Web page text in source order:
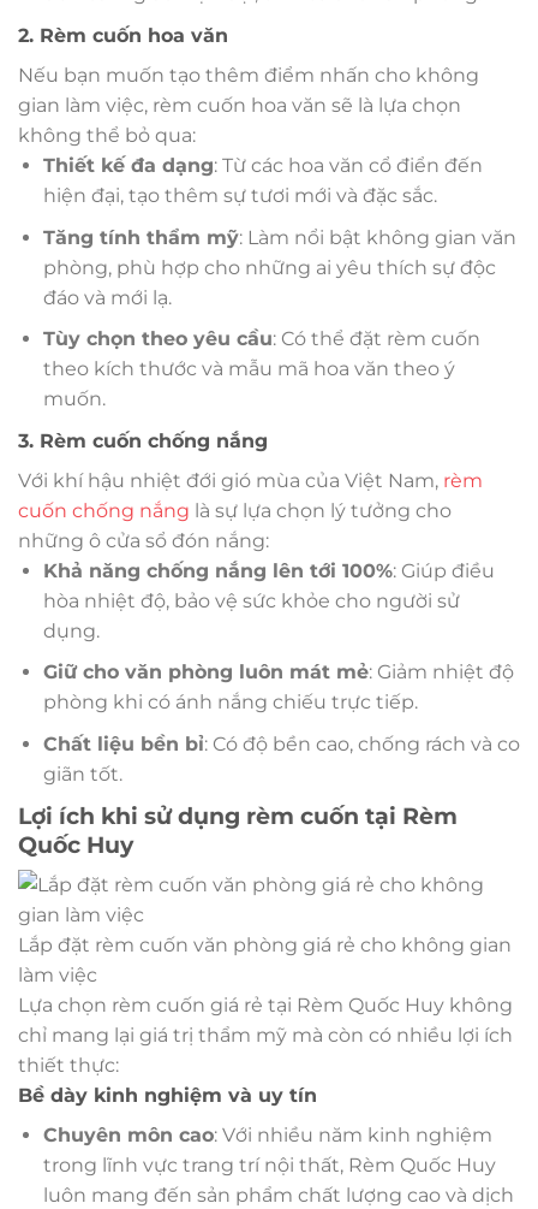
2. Rèm cuốn hoa văn
Nếu bạn muốn tạo thêm điểm nhấn cho không
gian làm việc, rèm cuốn hoa văn sẽ là lựa chọn
không thể bỏ qua:
Thiết kế đa dạng: Từ các hoa văn cổ điển đến
hiện đại, tạo thêm sự tươi mới và đặc sắc.
Tăng tính thẩm mỹ: Làm nổi bật không gian văn
phòng, phù hợp cho những ai yêu thích sự độc
đáo và mới lạ.
Tùy chọn theo yêu cầu: Có thể đặt rèm cuốn
theo kích thước và mẫu mã hoa văn theo ý
muốn.
3. Rèm cuốn chống nắng
Với khí hậu nhiệt đới gió mùa của Việt Nam, rèm
cuốn chống nắng là sự lựa chọn lý tưởng cho
những ô cửa sổ đón nắng:
Khả năng chống nắng lên tới 100%: Giúp điều
hòa nhiệt độ, bảo vệ sức khỏe cho người sử
dụng.
Giữ cho văn phòng luôn mát mẻ: Giảm nhiệt độ
phòng khi có ánh nắng chiếu trực tiếp.
Chất liệu bền bỉ: Có độ bền cao, chống rách và co
giãn tốt.
Lợi ích khi sử dụng rèm cuốn tại Rèm
Quốc Huy
Lắp đặt rèm cuốn văn phòng giá rẻ cho không gian
làm việc
Lựa chọn rèm cuốn giá rẻ tại Rèm Quốc Huy không
chỉ mang lại giá trị thẩm mỹ mà còn có nhiều lợi ích
thiết thực:
Bề dày kinh nghiệm và uy tín
Chuyên môn cao: Với nhiều năm kinh nghiệm
trong lĩnh vực trang trí nội thất, Rèm Quốc Huy
luôn mang đến sản phẩm chất lượng cao và dịch